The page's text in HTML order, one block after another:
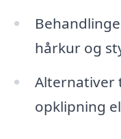
hårkur og
Alternativer
opklipning